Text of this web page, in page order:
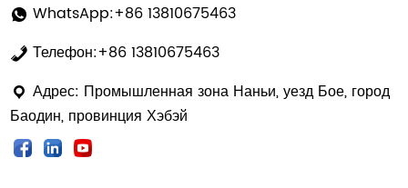
WhatsApp:+86 13810675463
Телефон:+86 13810675463
Адрес: Промышленная зона Наньи, уезд Бое, город
Баодин, провинция Хэбэй